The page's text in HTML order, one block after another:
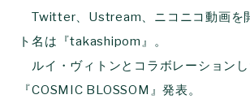
Twitter、Ustream、ニコニコ動画を
ト名は『takashipom』。
ルイ・ヴィトンとコラボレーション
『COSMIC BLOSSOM』発表。